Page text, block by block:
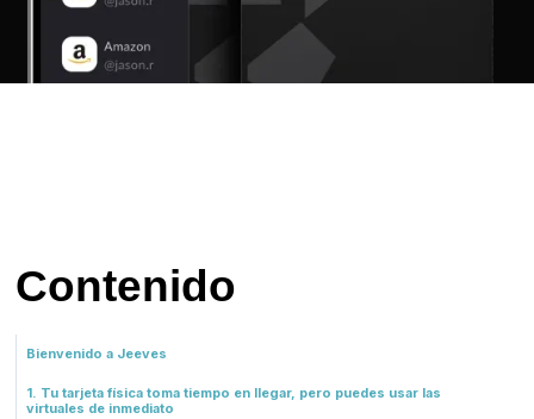
Contenido
Bienvenido a Jeeves
1. Tu tarjeta física toma tiempo en llegar, pero puedes usar las
virtuales de inmediato